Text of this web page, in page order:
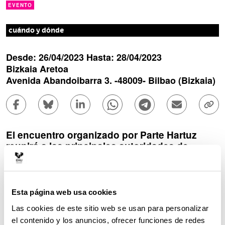
Esta página web usa cookies
Las cookies de este sitio web se usan para personalizar
el contenido y los anuncios, ofrecer funciones de redes
EVENTO
cuándo y dónde
Desde: 26/04/2023 Hasta: 28/04/2023
l
u
g
Bizkaia Aretoa
Avenida Abandoibarra 3. -48009- Bilbao(Bizkaia)
Compartir en Facebook - (Abre una nueva ventana)
Compartir en Bluesky - (Abre una nueva
Compartir en Linkedin - (Abre una
Compartir en Whatsapp -
Compartir enEnviar por
Descripción
El encuentro organizado por Parte Hartuz
reunirá a las principales autoridades de
Europa en participación ciudadana
Del 26 al 28 de abril, en el Bizkaia Aretoa, el grupo
de investigación Parte Hartuz de la UPV/EHU
celebrará las “Jornadas internacionales en